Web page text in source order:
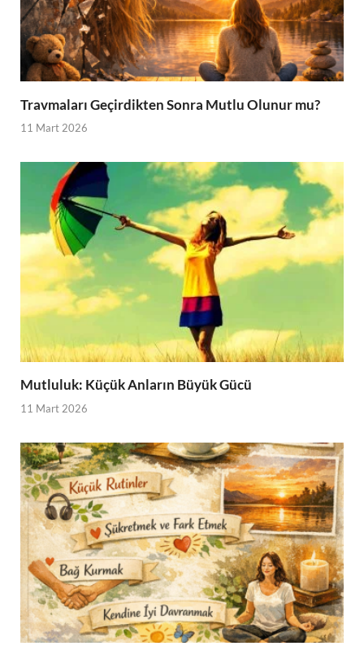
Travmaları Geçirdikten Sonra Mutlu Olunur mu?
11 Mart 2026
Mutluluk: Küçük Anların Büyük Gücü
11 Mart 2026